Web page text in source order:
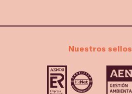
Nuestros sellos